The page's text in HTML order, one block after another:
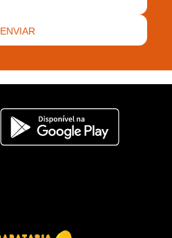
ENVIAR